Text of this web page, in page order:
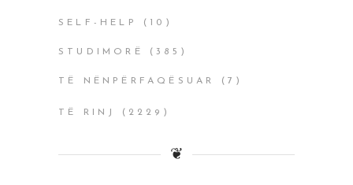
SELF-HELP (10)
STUDIMORË (385)
TË NËNPËRFAQËSUAR (7)
TË RINJ (2229)
❦